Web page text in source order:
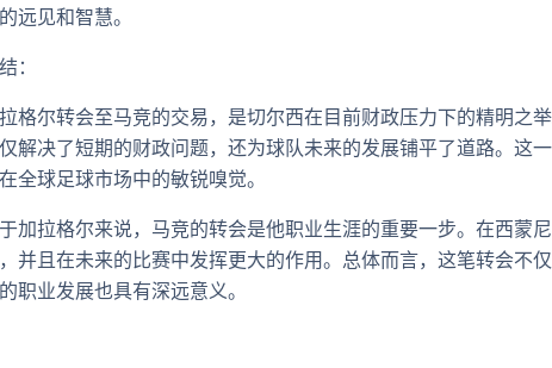
远见和智慧。
：
格尔转会至马竞的交易，是切尔西在目前财政压力下的精明之
解决了短期的财政问题，还为球队未来的发展铺平了道路。这
全球足球市场中的敏锐嗅觉。
加拉格尔来说，马竞的转会是他职业生涯的重要一步。在西蒙
并且在未来的比赛中发挥更大的作用。总体而言，这笔转会不
职业发展也具有深远意义。